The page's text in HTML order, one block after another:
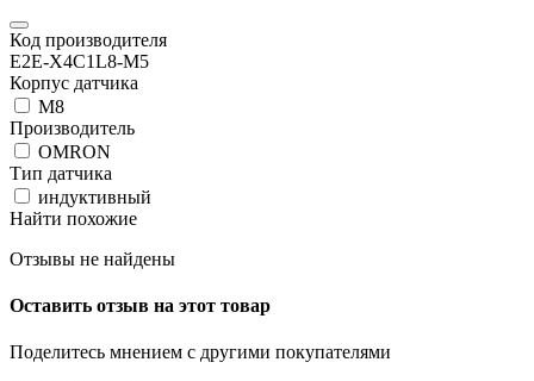
Код производителя
E2E-X4C1L8-M5
Корпус датчика
М8
Производитель
OMRON
Тип датчика
индуктивный
Найти похожие
Отзывы не найдены
Оставить отзыв на этот товар
Поделитесь мнением с другими покупателями